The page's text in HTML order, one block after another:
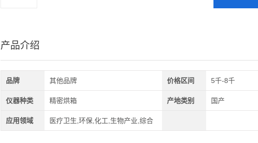
产品介绍
品牌 其他品牌 价格区间 5千-8千
仪器种类 精密烘箱 产地类别 国产
应用领域 医疗卫生,环保,化工,生物产业,综合